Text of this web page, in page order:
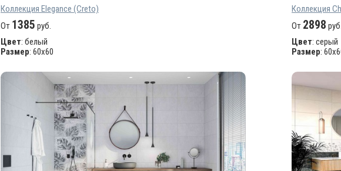
Коллекция Elegance (Creto)
От 1385 руб.
Цвет: белый
Размер: 60х60
Коллекция
От 2898
Цвет: серый
Размер: